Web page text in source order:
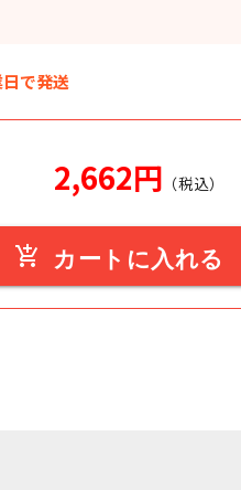
で発送
2,662円 （税込）
add_shopping_cart カートに入れる